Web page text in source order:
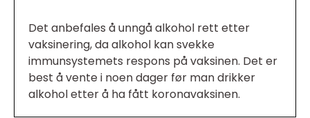
Det anbefales å unngå alkohol rett etter
vaksinering, da alkohol kan svekke
immunsystemets respons på vaksinen. Det er
best å vente i noen dager før man drikker
alkohol etter å ha fått koronavaksinen.